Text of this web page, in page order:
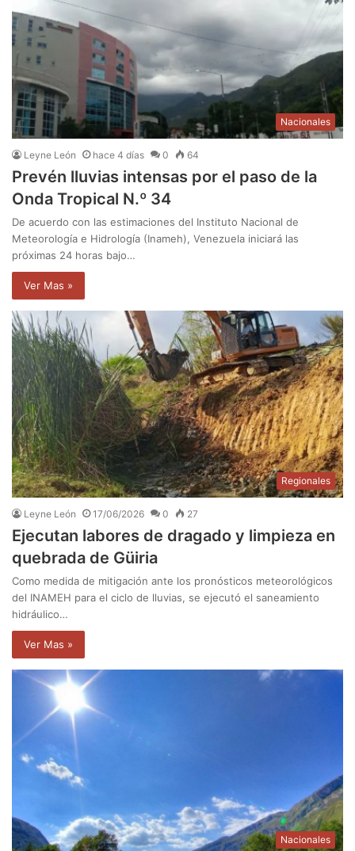
Nacionales
Leyne León hace 4 días 0 64
Prevén lluvias intensas por el paso de la
Onda Tropical N.º 34
De acuerdo con las estimaciones del Instituto Nacional de
Meteorología e Hidrología (Inameh), Venezuela iniciará las
próximas 24 horas bajo…
Ver Mas »
Regionales
Leyne León 17/06/2026 0 27
Ejecutan labores de dragado y limpieza en
quebrada de Güiria
Como medida de mitigación ante los pronósticos meteorológicos
del INAMEH para el ciclo de lluvias, se ejecutó el saneamiento
hidráulico…
Ver Mas »
Nacionales